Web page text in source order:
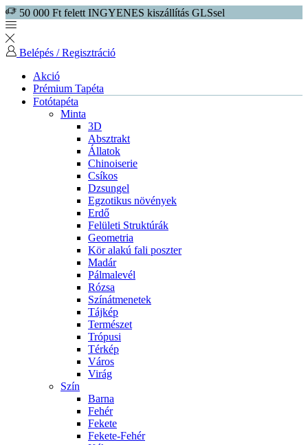
50 000 Ft felett INGYENES kiszállítás GLSsel
Belépés / Regisztráció
Akció
Prémium Tapéta
Fotótapéta
Minta
3D
Absztrakt
Állatok
Chinoiserie
Csíkos
Dzsungel
Egzotikus növények
Erdő
Felületi Struktúrák
Geometria
Kör alakú fali poszter
Madár
Pálmalevél
Rózsa
Színátmenetek
Tájkép
Természet
Trópusi
Térkép
Város
Virág
Szín
Barna
Fehér
Fekete
Fekete-Fehér